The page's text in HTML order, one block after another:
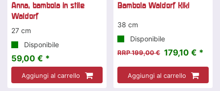
Anna, bambola in stile
Waldorf
27 cm
Disponibile
59,00 € *
Aggiungi al carrello
Bambola Waldorf Kiki
38 cm
Disponibile
RRP 199,00 € 179,10 € *
Aggiungi al carrello